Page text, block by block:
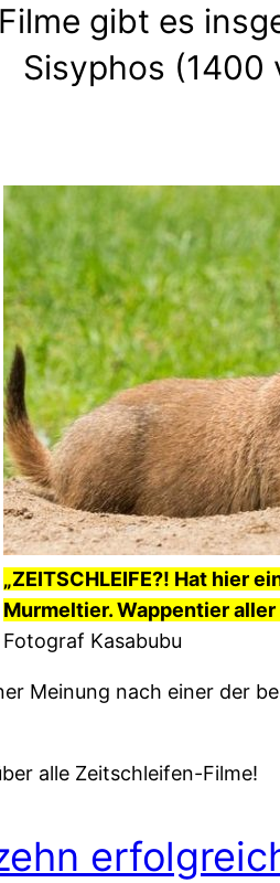
gibt es
Sisyphos (1400
„ZEITSCHLEIFE?! Hat hier
Murmeltier. Wappentier
Fotograf Kasabubu
Meinung nach einer der
alle Zeitschleifen-Filme!